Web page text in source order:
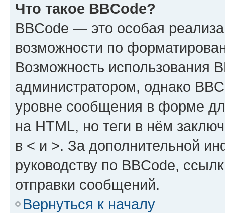
Что такое BBCode?
BBCode — это особая
возможности по
Возможность использования
администратором, однако
уровне сообщения в форме
на HTML, но теги в нём
в < и >. За дополнительной
руководству по BBCode,
отправки сообщений.
Вернуться к началу